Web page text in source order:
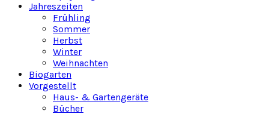
Jahreszeiten
Frühling
Sommer
Herbst
Winter
Weihnachten
Biogarten
Vorgestellt
Haus- & Gartengeräte
Bücher